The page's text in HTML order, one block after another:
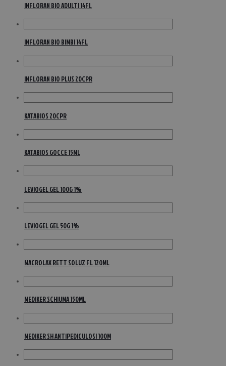
INFLORAN BIO ADULTI 14FL
INFLORAN BIO BIMBI 14FL
INFLORAN BIO PLUS 20CPR
KATABIOS 20CPR
KATABIOS GOCCE 15ML
LEVIOGEL GEL 100G 1%
LEVIOGEL GEL 50G 1%
MACROLAX RETT SOLUZ FL 120ML
MEDIKER SCHIUMA 150ML
MEDIKER SH ANTIPEDICULOSI 100M